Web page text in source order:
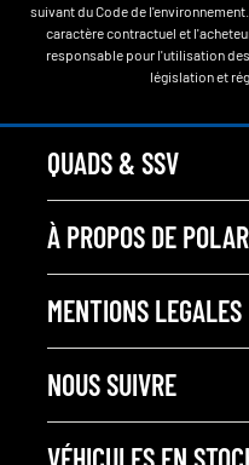
suivant du Code de
caractère contractuel et
responsable pour l'utilisation
législation et
QUADS & SSV
À PROPOS DE
MENTIONS LEGALES
NOUS SUIVRE